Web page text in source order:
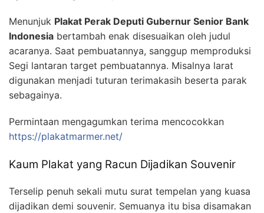
Menunjuk Plakat Perak Deputi Gubernur Senior Bank
Indonesia bertambah enak disesuaikan oleh judul
acaranya. Saat pembuatannya, sanggup memproduksi
Segi lantaran target pembuatannya. Misalnya larat
digunakan menjadi tuturan terimakasih beserta parak
sebagainya.
Permintaan mengagumkan terima mencocokkan
https://plakatmarmer.net/
Kaum Plakat yang Racun Dijadikan Souvenir
Terselip penuh sekali mutu surat tempelan yang kuasa
dijadikan demi souvenir. Semuanya itu bisa disamakan